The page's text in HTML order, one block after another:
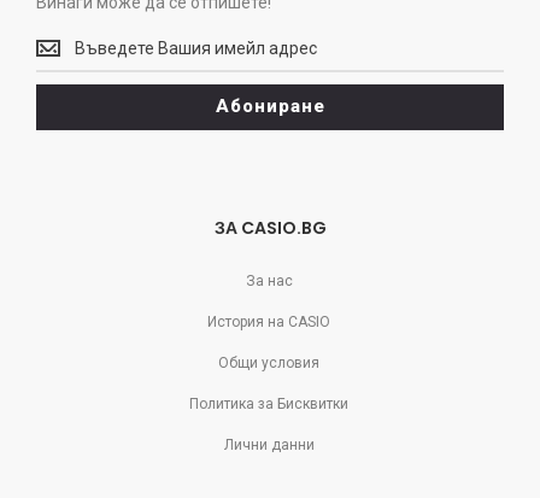
Винаги
може
да
отпишете!
Абониране
ЗА CASIO.BG
За нас
История на CASIO
Общи условия
Политика за Бисквитки
Лични данни